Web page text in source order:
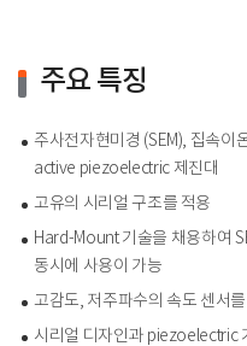
주요 특징
주사전자현미경 (SEM), 집속이
active piezoelectric 제진대
고유의 시리얼 구조를 적용
Hard-Mount 기술을 채용하여
동시에 사용이 가능
고감도, 저주파수의 속도 센서
시리얼 디자인과 piezoelectric